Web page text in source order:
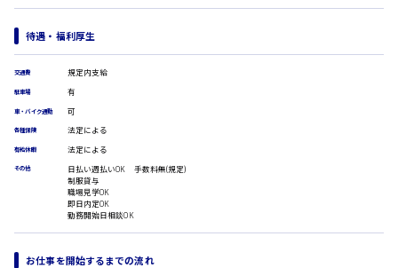
DTPオペレーター
CADオペレーター
WEBデザイナー
校正・編集
ホール
時給1500円以上
時給制すべて
待遇・福利厚生
交通費 規定内支給
駐車場 有
車・バイク通勤 可
各種保険 法定による
有給休暇 法定による
その他
日払い週払いOK 手数料無(規定)
制服貸与
職場見学OK
即日内定OK
勤務開始日相談OK
お仕事を開始するまでの流れ